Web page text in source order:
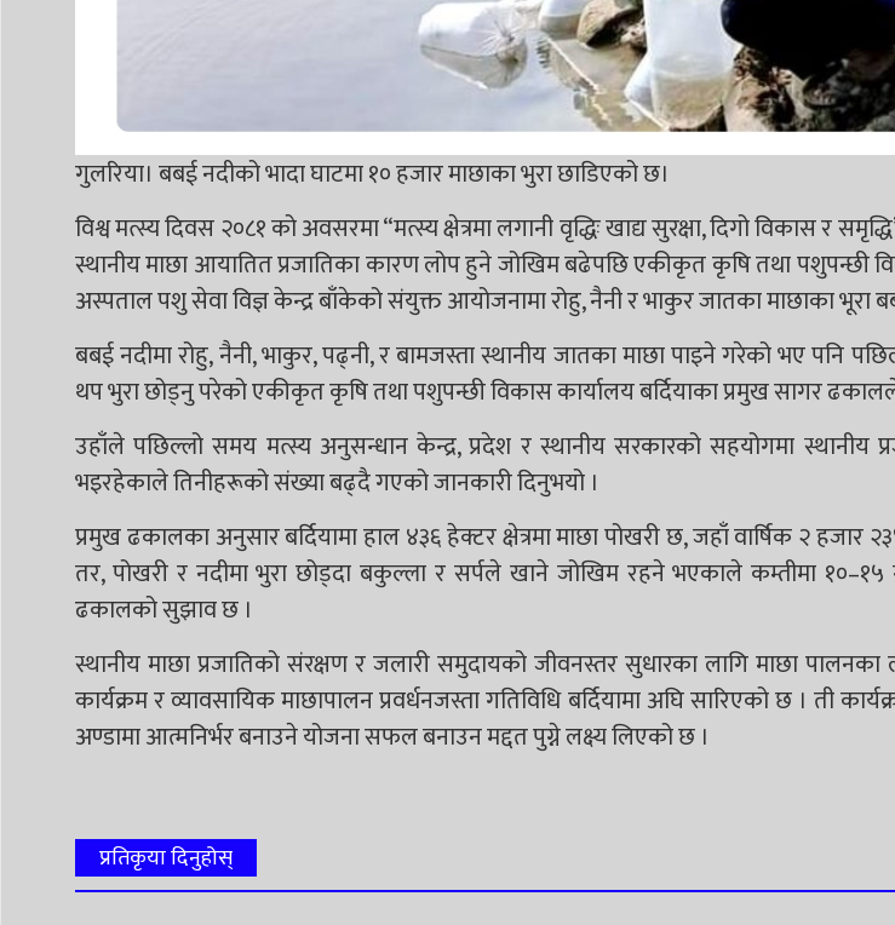
गुलरिया। बबई नदीको भादा घाटमा १० हजार माछाका भुरा छाडिएको छ।
विश्व मत्स्य दिवस २०८१ को अवसरमा “मत्स्य क्षेत्रमा लगानी वृद्धिः खाद्य सुरक्षा, दिगो विकास र
स्थानीय माछा आयातित प्रजातिका कारण लोप हुने जोखिम बढेपछि एकीकृत कृषि तथा पशुपन्छी
अस्पताल पशु सेवा विज्ञ केन्द्र बाँकेको संयुक्त आयोजनामा रोहु, नैनी र भाकुर जातका माछाका भूरा
बबई नदीमा रोहु, नैनी, भाकुर, पढ्नी, र बामजस्ता स्थानीय जातका माछा पाइने गरेको भए पनि
थप भुरा छोड्नु परेको एकीकृत कृषि तथा पशुपन्छी विकास कार्यालय बर्दियाका प्रमुख सागर
उहाँले पछिल्लो समय मत्स्य अनुसन्धान केन्द्र, प्रदेश र स्थानीय सरकारको सहयोगमा स्थानीय
भइरहेकाले तिनीहरूको संख्या बढ्दै गएको जानकारी दिनुभयो ।
प्रमुख ढकालका अनुसार बर्दियामा हाल ४३६ हेक्टर क्षेत्रमा माछा पोखरी छ, जहाँ वार्षिक २ हजार
तर, पोखरी र नदीमा भुरा छोड्दा बकुल्ला र सर्पले खाने जोखिम रहने भएकाले कम्तीमा १०–१५
ढकालको सुझाव छ ।
स्थानीय माछा प्रजातिको संरक्षण र जलारी समुदायको जीवनस्तर सुधारका लागि माछा
कार्यक्रम र व्यावसायिक माछापालन प्रवर्धनजस्ता गतिविधि बर्दियामा अघि सारिएको छ । ती
अण्डामा आत्मनिर्भर बनाउने योजना सफल बनाउन मद्दत पुग्ने लक्ष्य लिएको छ ।
प्रतिकृया दिनुहोस्